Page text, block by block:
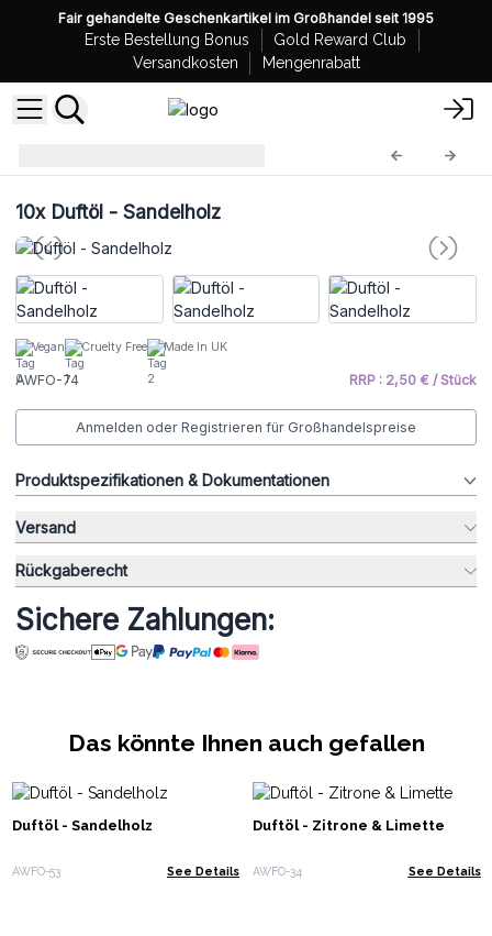
Fair gehandelte Geschenkartikel im Großhandel seit 1995
Erste Bestellung Bonus
Gold Reward Club
Versandkosten
Mengenrabatt
10xDuftöl - Sandelholz
Vegan Cruelty Free Made In UK
AWFO-74 RRP : 2,50 € / Stück
Anmelden oder Registrieren für Großhandelspreise
Produktspezifikationen & Dokumentationen
Versand
Rückgaberecht
Sichere Zahlungen:
Das könnte Ihnen auch gefallen
Duftöl - Sandelholz
AWFO-53 See Details
Duftöl - Zitrone & Limette
AWFO-34 See Details